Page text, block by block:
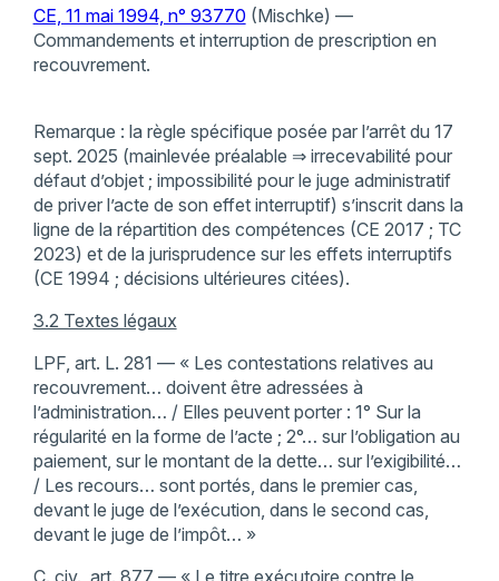
CE, 11 mai 1994, n° 93770 (Mischke) —
Commandements et interruption de prescription en
recouvrement.
Remarque : la règle spécifique posée par l’arrêt du 17
sept. 2025 (mainlevée préalable ⇒ irrecevabilité pour
défaut d’objet ; impossibilité pour le juge administratif
de priver l’acte de son effet interruptif) s’inscrit dans la
ligne de la répartition des compétences (CE 2017 ; TC
2023) et de la jurisprudence sur les effets interruptifs
(CE 1994 ; décisions ultérieures citées).
3.2 Textes légaux
LPF, art. L. 281 — « Les contestations relatives au
recouvrement… doivent être adressées à
l’administration… / Elles peuvent porter : 1° Sur la
régularité en la forme de l’acte ; 2°… sur l’obligation au
paiement, sur le montant de la dette… sur l’exigibilité…
/ Les recours… sont portés, dans le premier cas,
devant le juge de l’exécution, dans le second cas,
devant le juge de l’impôt… »